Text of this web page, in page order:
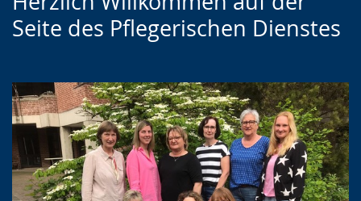
Seite des Pflegerischen Dienstes